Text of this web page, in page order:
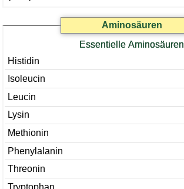
Aminosäuren
Essentielle Aminosäuren
Histidin
Isoleucin
Leucin
Lysin
Methionin
Phenylalanin
Threonin
Tryptophan